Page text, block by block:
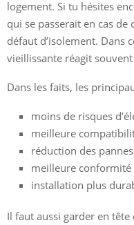
logement. Si tu hésites
qui se passerait en cas
défaut d’isolement. Dans
vieillissante réagit
Dans les faits, les
moins de risques
meilleure
réduction des
meilleure conformité
installation plus
Il faut aussi garder en